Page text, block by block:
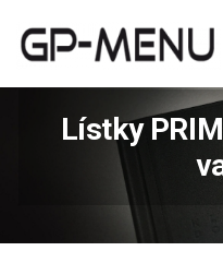
Lístky